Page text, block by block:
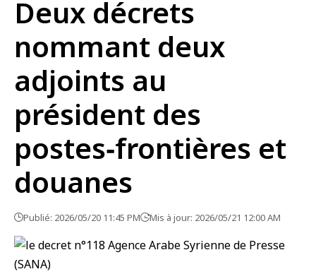
Deux décrets
nommant deux
adjoints au
président des
postes‑frontières et
douanes
Publié: 2026/05/20 11:45 PM Mis à jour: 2026/05/21 12:00 AM